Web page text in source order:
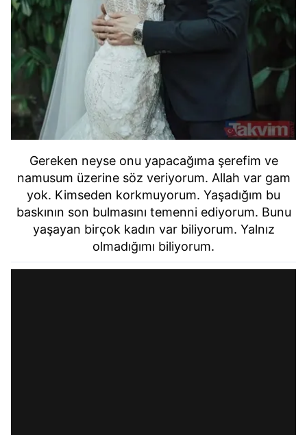
almak için lütfen
tıklayınız.
Gereken neyse onu yapacağıma şerefim ve
namusum üzerine söz veriyorum. Allah var gam
yok. Kimseden korkmuyorum. Yaşadığım bu
baskının son bulmasını temenni ediyorum. Bunu
yaşayan birçok kadın var biliyorum. Yalnız
olmadığımı biliyorum.